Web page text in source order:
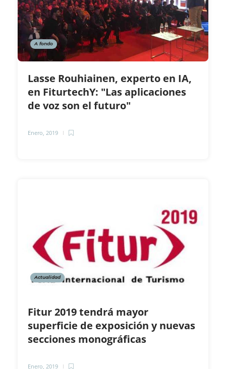
A fondo
Lasse Rouhiainen, experto en IA,
en FiturtechY: "Las aplicaciones
de voz son el futuro"
Enero, 2019
Actualidad
Fitur 2019 tendrá mayor
superficie de exposición y nuevas
secciones monográficas
Enero, 2019